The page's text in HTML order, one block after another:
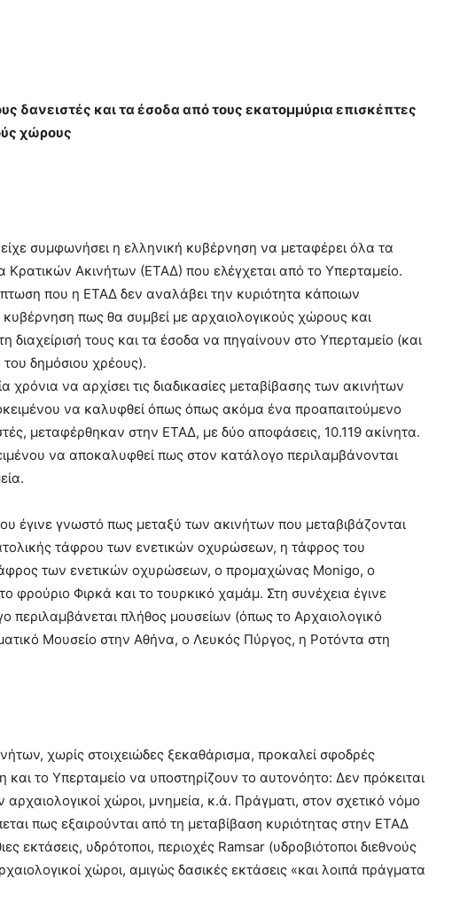
δανειστές και τα έσοδα από τους εκατομμύρια επισκέπτες
χώρους
συμφωνήσει η ελληνική κυβέρνηση να μεταφέρει όλα τα
Κρατικών Ακινήτων (ΕΤΑΔ) που ελέγχεται από το Υπερταμείο.
που η ΕΤΑΔ δεν αναλάβει την κυριότητα κάποιων
πως θα συμβεί με αρχαιολογικούς χώρους και
διαχείρισή τους και τα έσοδα να πηγαίνουν στο Υπερταμείο (και
δημόσιου χρέους).
να αρχίσει τις διαδικασίες μεταβίβασης των ακινήτων
να καλυφθεί όπως όπως ακόμα ένα προαπαιτούμενο
μεταφέρθηκαν στην ΕΤΑΔ, με δύο αποφάσεις, 10.119 ακίνητα.
να αποκαλυφθεί πως στον κατάλογο περιλαμβάνονται
έγινε γνωστό πως μεταξύ των ακινήτων που μεταβιβάζονται
τάφρου των ενετικών οχυρώσεων, η τάφρος του
των ενετικών οχυρώσεων, ο προμαχώνας Μοnigo, o
φρούριο Φιρκά και το τουρκικό χαμάμ. Στη συνέχεια έγινε
περιλαμβάνεται πλήθος μουσείων (όπως το Αρχαιολογικό
Μουσείο στην Αθήνα, ο Λευκός Πύργος, η Ροτόντα στη
χωρίς στοιχειώδες ξεκαθάρισμα, προκαλεί σφοδρές
και το Υπερταμείο να υποστηρίζουν το αυτονόητο: Δεν πρόκειται
χώροι, μνημεία, κ.ά. Πράγματι, στον σχετικό νόμο
πως εξαιρούνται από τη μεταβίβαση κυριότητας στην ΕΤΑΔ
εκτάσεις, υδρότοποι, περιοχές Ramsar (υδροβιότοποι διεθνούς
χώροι, αμιγώς δασικές εκτάσεις «και λοιπά πράγματα